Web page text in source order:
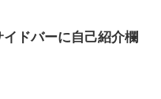
ドバーに自己紹介欄